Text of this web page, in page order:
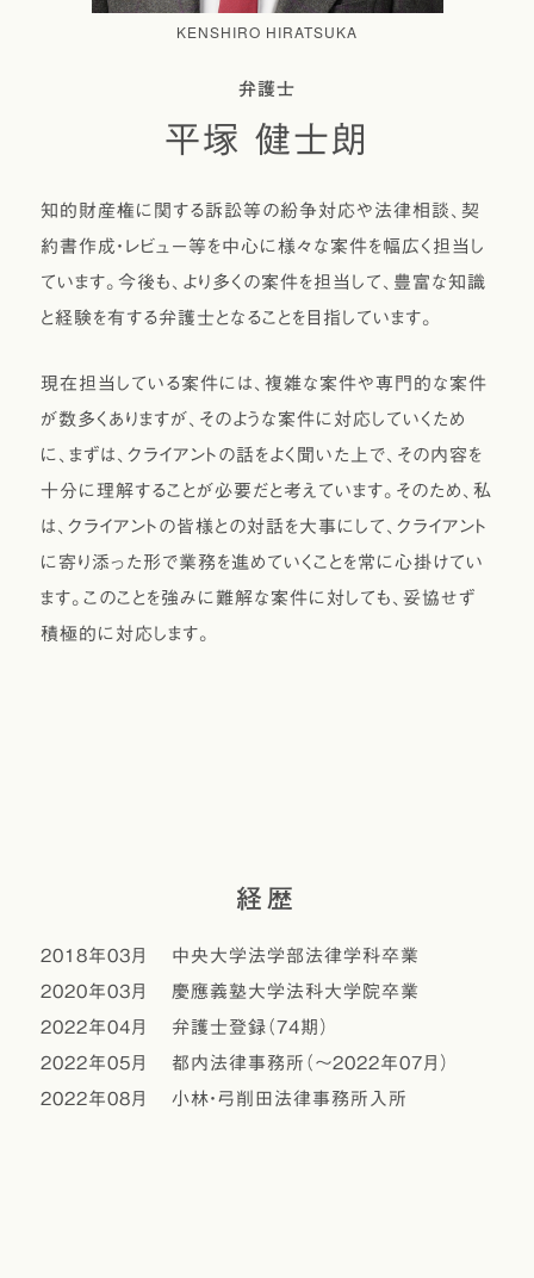
KENSHIRO HIRATSUKA
弁護士
平塚 健士朗
知的財産権に関する訴訟等の紛争対応や法律相談、契
約書作成・レビュー等を中心に様々な案件を幅広く担当し
ています。今後も、より多くの案件を担当して、豊富な知識
と経験を有する弁護士となることを目指しています。
現在担当している案件には、複雑な案件や専門的な案件
が数多くありますが、そのような案件に対応していくため
に、まずは、クライアントの話をよく聞いた上で、その内容を
十分に理解することが必要だと考えています。そのため、私
は、クライアントの皆様との対話を大事にして、クライアント
に寄り添った形で業務を進めていくことを常に心掛けてい
ます。このことを強みに難解な案件に対しても、妥協せず
積極的に対応します。
経歴
2018年03月
中央大学法学部法律学科卒業
2020年03月
慶應義塾大学法科大学院卒業
2022年04月
弁護士登録（74期）
2022年05月
都内法律事務所（～2022年07月）
2022年08月
小林・弓削田法律事務所入所